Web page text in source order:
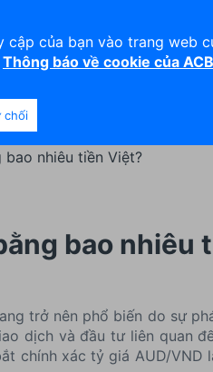
bao nhiêu tiền Việt?
bao nhiêu
trở nên phổ biến do sự
dịch và đầu tư liên quan
chính xác tỷ giá AUD/VND
của bạn vào trang web
Thông báo về cookie của ACB
chối